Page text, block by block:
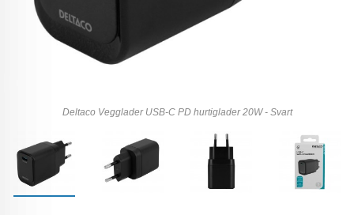
Deltaco Vegglader USB-C PD hurtiglader 20W - Svart